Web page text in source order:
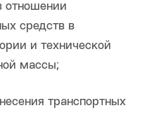
отношении
средств в
и технической
массы;
транспортных